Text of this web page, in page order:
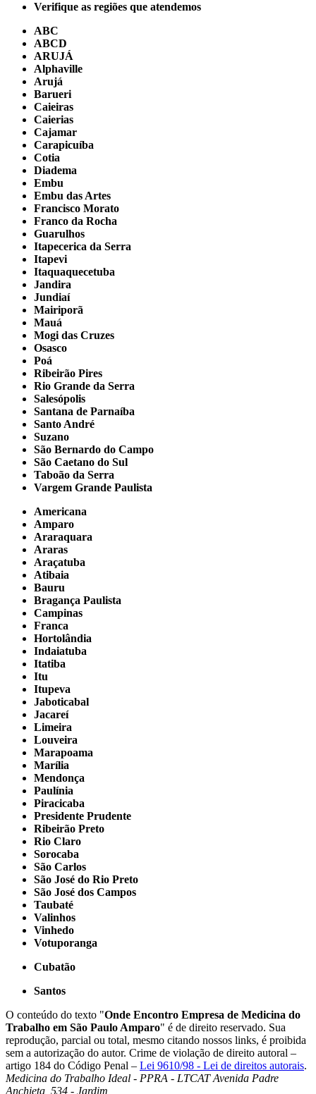
Verifique as regiões que atendemos
ABC
ABCD
ARUJÁ
Alphaville
Arujá
Barueri
Caieiras
Caierias
Cajamar
Carapicuíba
Cotia
Diadema
Embu
Embu das Artes
Francisco Morato
Franco da Rocha
Guarulhos
Itapecerica da Serra
Itapevi
Itaquaquecetuba
Jandira
Jundiaí
Mairiporã
Mauá
Mogi das Cruzes
Osasco
Poá
Ribeirão Pires
Rio Grande da Serra
Salesópolis
Santana de Parnaíba
Santo André
Suzano
São Bernardo do Campo
São Caetano do Sul
Taboão da Serra
Vargem Grande Paulista
Americana
Amparo
Araraquara
Araras
Araçatuba
Atibaia
Bauru
Bragança Paulista
Campinas
Franca
Hortolândia
Indaiatuba
Itatiba
Itu
Itupeva
Jaboticabal
Jacareí
Limeira
Louveira
Marapoama
Marília
Mendonça
Paulínia
Piracicaba
Presidente Prudente
Ribeirão Preto
Rio Claro
Sorocaba
São Carlos
São José do Rio Preto
São José dos Campos
Taubaté
Valinhos
Vinhedo
Votuporanga
Cubatão
Santos
O conteúdo do texto "Onde Encontro Empresa de Medicina do
Trabalho em São Paulo Amparo" é de direito reservado. Sua
reprodução, parcial ou total, mesmo citando nossos links, é proibida
sem a autorização do autor. Crime de violação de direito autoral –
artigo 184 do Código Penal – Lei 9610/98 - Lei de direitos autorais.
Medicina do Trabalho Ideal - PPRA - LTCATAvenida Padre
Anchieta, 534 - Jardim